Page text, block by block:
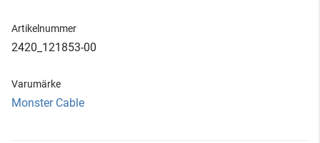
Artikelnummer
2420_121853-00
Varumärke
Monster Cable